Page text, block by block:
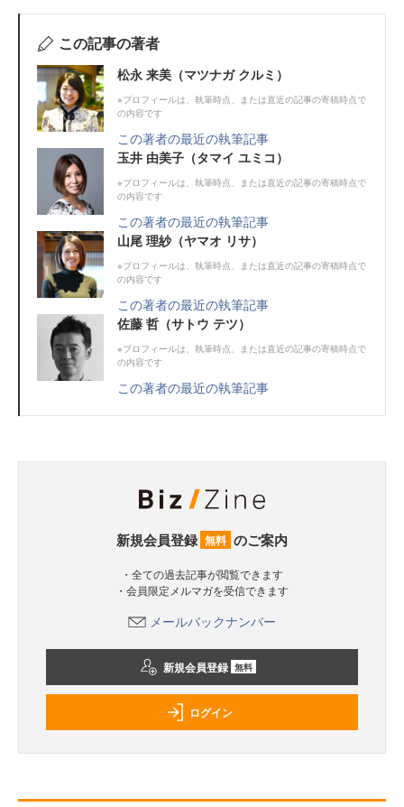
この記事の著者
松永 来美（マツナガ クルミ）
※プロフィールは、執筆時点、または直近の記事の寄稿時点で
の内容です
この著者の最近の執筆記事
玉井 由美子（タマイ ユミコ）
※プロフィールは、執筆時点、または直近の記事の寄稿時点で
の内容です
この著者の最近の執筆記事
山尾 理紗（ヤマオ リサ）
※プロフィールは、執筆時点、または直近の記事の寄稿時点で
の内容です
この著者の最近の執筆記事
佐藤 哲（サトウ テツ）
※プロフィールは、執筆時点、または直近の記事の寄稿時点で
の内容です
この著者の最近の執筆記事
新規会員登録 無料 のご案内
・全ての過去記事が閲覧できます
・会員限定メルマガを受信できます
メールバックナンバー
新規会員登録 無料
ログイン